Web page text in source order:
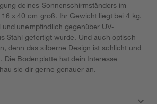
deines Sonnenschirmständers im
x 40 cm groß. Ihr Gewicht liegt bei 4 kg.
und unempfindlich gegenüber UV-
Stahl gefertigt wurde. Und auch optisch
denn das silberne Design ist schlicht und
Die Bodenplatte hat dein Interesse
sie dir gerne genauer an.